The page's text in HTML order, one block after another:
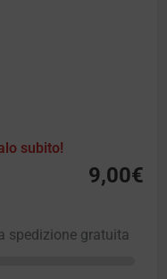
subito!
9,00€
spedizione gratuita